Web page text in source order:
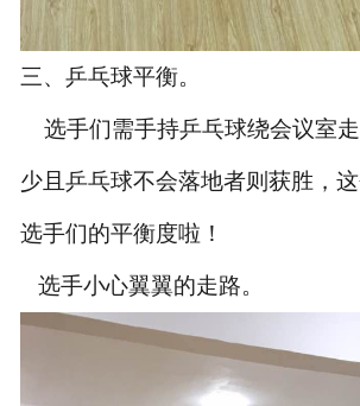
三、乒乓球平衡。
选手们需手持乒乓球绕会议室
少且乒乓球不会落地者则获胜，
选手们的平衡度啦！
选手小心翼翼的走路。